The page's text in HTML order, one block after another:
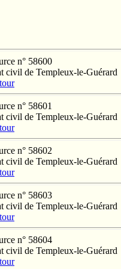
n° 58600
civil de Templeux-le-Guérard
n° 58601
civil de Templeux-le-Guérard
n° 58602
civil de Templeux-le-Guérard
n° 58603
civil de Templeux-le-Guérard
n° 58604
civil de Templeux-le-Guérard